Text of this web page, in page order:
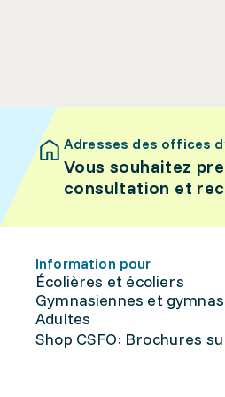
Adresses des offices
Vous souhaitez
consultation et
Information pour
Écolières et écoliers
Gymnasiennes et
Adultes
Shop CSFO: Brochures